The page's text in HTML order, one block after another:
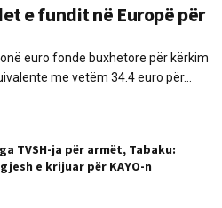
e fundit në Europë për
euro fonde buxhetore për kërkim
me vetëm 34.4 euro për...
TVSH-ja për armët, Tabaku:
e krijuar për KAYO-n